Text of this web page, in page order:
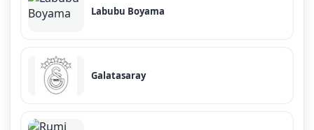
Labubu Boyama
Galatasaray